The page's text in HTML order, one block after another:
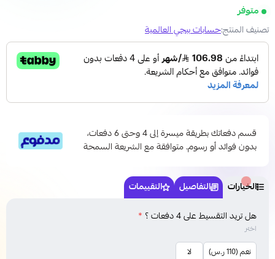
متوفر
تصنيف المنتج:حسابات ببجي العالمية
قسم دفعاتك بطريقة ميسرة إلى 4 وحتى 6 دفعات،
بدون فوائد أو رسوم. متوافقة مع الشريعة السمحة
الخيارات التفاصيل التقييمات
هل تريد التقسيط على 4 دفعات ؟ *
اختر
نعم (110 ر.س) لا